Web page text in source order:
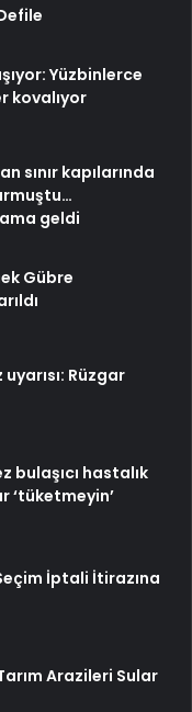
Yüzbinlerce
kovalıyor
sınır kapılarında
geldi
Gübre
Rüzgar
bulaşıcı hastalık
‘tüketmeyin’
İptali İtirazına
Arazileri Sular